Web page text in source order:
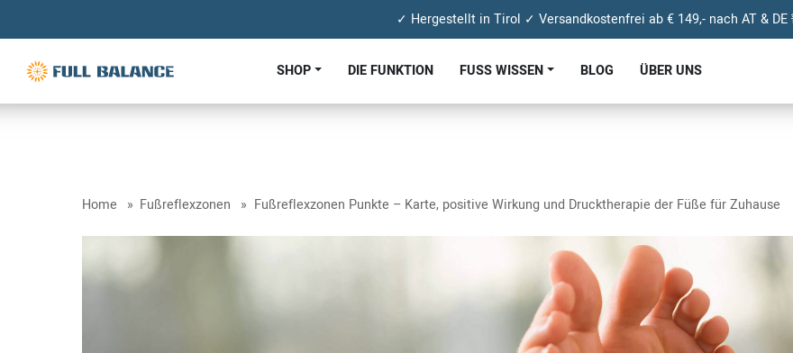
✓ Hergestellt in Tirol ✓ Versandkostenfrei ab € 149,- nach AT & DE
SHOP DIE FUNKTION FUSS WISSEN BLOG ÜBER UNS
Home Fußreflexzonen Fußreflexzonen Punkte – Karte, positive Wirkung und Drucktherapie der Füße für Zuhause